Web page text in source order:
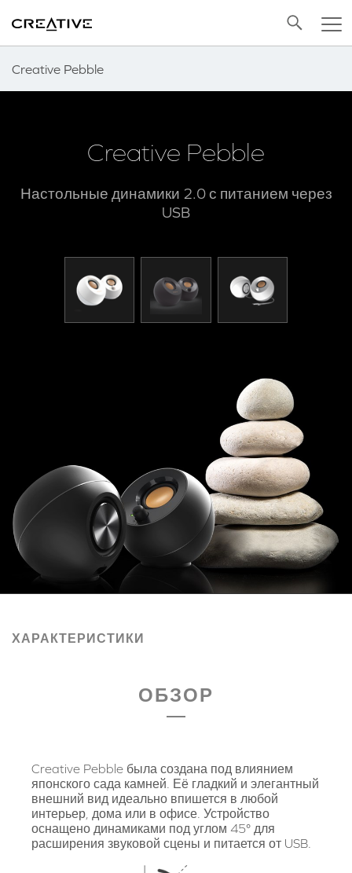
Creative Pebble
Back to Top
Creative Pebble
Настольные динамики 2.0 с питанием через
USB
ХАРАКТЕРИСТИКИ
ОБЗОР
Creative Pebble была создана под влиянием
японского сада камней. Её гладкий и элегантный
внешний вид идеально впишется в любой
интерьер, дома или в офисе. Устройство
оснащено динамиками под углом 45° для
расширения звуковой сцены и питается от USB.